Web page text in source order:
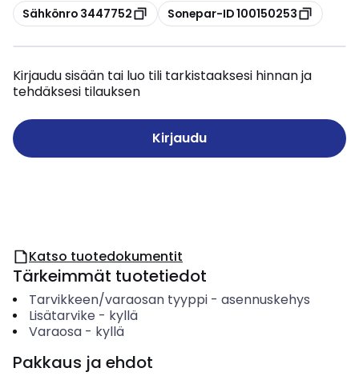
Kopioi
Sähkönro 3447752 Kopioi
Sonepar-ID 100150253
Kirjaudu sisään tai luo tili tarkistaaksesi hinnan ja
tehdäksesi tilauksen
Kirjaudu
Katso tuotedokumentit
Tärkeimmät tuotetiedot
Tarvikkeen/varaosan tyyppi- asennuskehys
Lisätarvike - kyllä
Varaosa- kyllä
Pakkaus ja ehdot